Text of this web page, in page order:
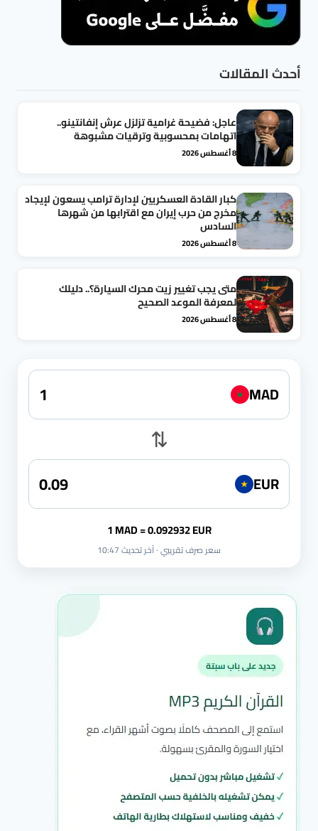
أحدث المقالات
عاجل: فضيحة غرامية تزلزل عرش إنفانتينو..
اتهامات بمحسوبية وترقيات مشبوهة
8 أغسطس 2026
كبار القادة العسكريين لإدارة ترامب يسعون لإيجاد
مخرج من حرب إيران مع اقترابها من شهرها
السادس
8 أغسطس 2026
متى يجب تغيير زيت محرك السيارة؟.. دليلك
لمعرفة الموعد الصحيح
8 أغسطس 2026
★ MAD
⇅
★ EUR
1 MAD = 0.092932 EUR
سعر صرف تقريبي · آخر تحديث 10:47